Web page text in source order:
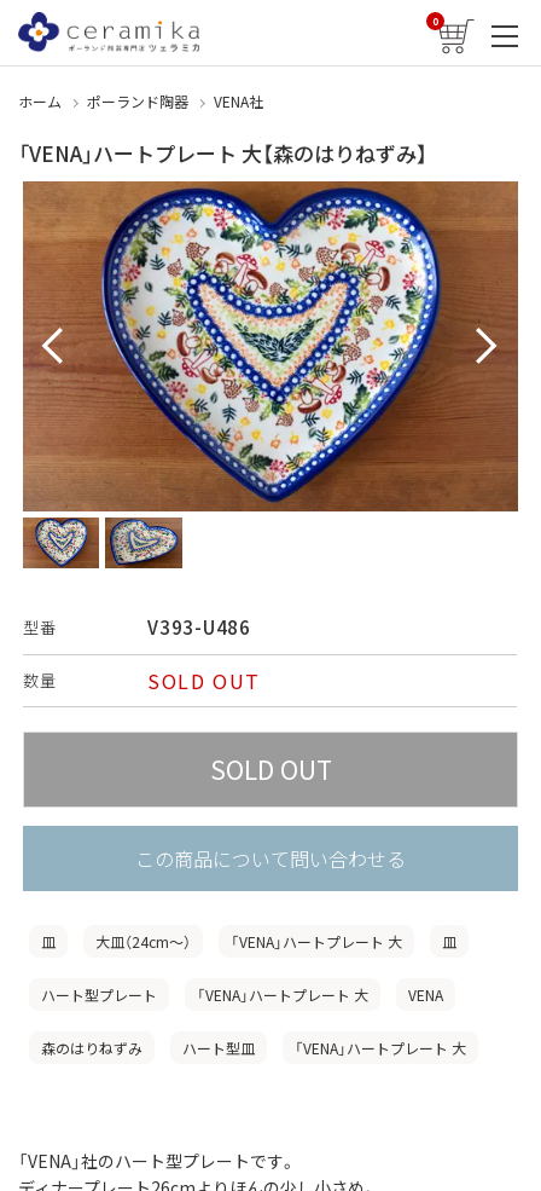
0
ホーム ポーランド陶器 VENA社
「VENA」ハートプレート 大【森のはりねずみ】
型番 V393-U486
数量 SOLD OUT
この商品について問い合わせる
皿 大皿（24cm〜） 「VENA」ハートプレート 大 皿
ハート型プレート 「VENA」ハートプレート 大 VENA
森のはりねずみ ハート型皿 「VENA」ハートプレート 大
「VENA」社のハート型プレートです。